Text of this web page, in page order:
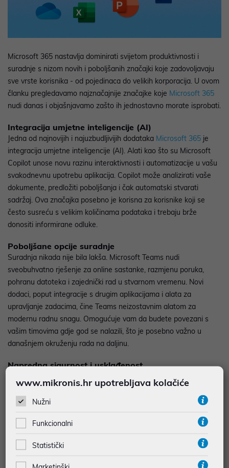
Microsoft 365 nastavlja dominirati svijetom produktivnosti i
suradnje s nizom novih i poboljšanih značajki koje zadovoljavaju
sve vrste korisnika - od pojedinaca do velikih korporacija. U ovom
članku pregledavamo najznačajnije značajke koje Microsoft 365
nudi danas i objašnjavamo zašto ih jednostavno morate isprobati.
Integracija umjetne inteligencije (AI)
Jedna od najnovijih i najuzbudljivijih dodataka Microsoft 365 je
integracija umjetne inteligencije (AI). Alati kao što su Microsoft
Copilot unose novu razinu interaktivnosti i automatizacije u vašu
svakodnevnu upotrebu aplikacija. Copilot može analizirati vaše
dokumente, predložiti poboljšanja i čak automatski stvarati
sadržaj. Ova značajka posebno je korisna za korisnike koji se
često susreću s velikim količinama podataka i trebaju brže
donositi informirane odluke.
Poboljšane opcije suradnje
Suradnja nikada nije bila lakša. Microsoft Teams nudi
sveobuhvatno rješenje za online sastanke, razmjenu poruka,
pohranu datoteka i zajednički rad u stvarnom vremenu. Novi
dodaci, poput integracije s drugim aplikacijama i alata za
upravljanje zadacima, čine Teams neizostavnim alatom za
modernu radnu snagu. Omogućuje vam da budete povezani s
vašim timovima gdje god se nalazili, što je posebno važno u
današnjem okruženju rada na daljinu.
Napredna sigurnost i usklađenost
odgovara na taj izazov naprednim sigurnosnim značajkama.
Platforma nudi šifriranje podataka, zaštitu od prijetnji i alate za
koje pomažu organizacijama slijediti regulacije i pravne zahtjeve,
što je ključna komponenta u današnjem poslovanju.
Automatizacija radnih zadataka
www.mikronis.hr upotrebljava kolačiće
Nužni
Funkcionalni
Statistički